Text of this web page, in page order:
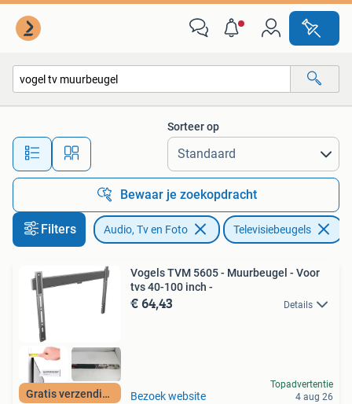
Alle afstanden…
Sorteer op
Bewaar je zoekopdracht
Filters Audio, Tv en Foto Televisiebeugels
Gratis verzending
Vogels TVM 5605 - Muurbeugel - Voor
tvs 40-100 inch -
€ 64,43 Details
Bezoek website
Topadvertentie
4 aug 26